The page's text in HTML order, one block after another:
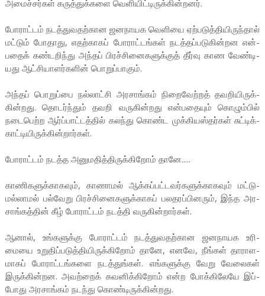
அமைச்­சர்கள் கருத்­துக்­களை வெளி­யிட்­டி­ருக்­கின்­றனர்.
போராட்டம் நடத்­து­வ­தற்­கான ஜன­நா­யக வெளியை ஏற்­ப­டுத்­தி­யி­ருந்தால்
மட்டும் போதாது, எதற்­காகப் போராட்­டங்கள் நடத்­தப்­ப­டு­கின்­றன என்­
பதைக் கண்­ட­றிந்து அந்தப் பிரச்­சி­னை­க­ளுக்குத் தீர்வு காண வேண்­டி­
யது ஆட்­சி­யா­ளர்­களின் பொறுப்­பாகும்.
அந்தப் பொறுப்பை நல்­லாட்சி அர­சாங்கம் நிறை­வேற்றத் தவ­றி­யி­ருக்­
கின்­றது. தொடர்ந்தும் தவறி வரு­கின்­றது என்­ப­தையும் கொழும்பில்
நடை­பெற்ற ஆர்ப்­பாட்­டத்தில் கலந்து கொண்ட முக்­கி­யஸ்­தர்கள் சுட்­டிக்­
காட்­டி­யி­ருக்­கின்­றார்கள்.
போராட்டம் நடத்த அனு­ம­தித்­தி­ருக்­கிறோம் தானே.....
காணி­க­ளுக்­கா­கவும், காணாமல் ஆக்­கப்­பட்­ட­வர்­க­ளுக்­கா­கவும் மட்­டு­
மல்­லாமல் பல்­வேறு பிரச்­சி­னை­க­ளுக்­காகப் பல­த­ரப்­பி­னரும், இந்த அர­
சாங்­கத்தின் கீழ் போராட்டம் நடத்தி வரு­கின்­றார்கள்.
ஆனால், உங்­க­ளுக்கு போராட்டம் நடத்­து­வ­தற்­கான ஜன­நா­யக உரி­
மையை உறு­திப்­ப­டுத்­தி­யி­ருக்­கி­றோம்­ தானே, எனவே, நீங்கள் தாரா­ள­
மாகப் போராட்­டங்­களை நடத்­துங்கள். எங்­க­ளுக்கு வேறு வேலைகள்
இருக்­கின்­றன. அவற்றைக் கவ­னிக்­கிறோம் என்ற போக்­கி­லேயே இப்­
போது அர­சாங்கம் நடந்து கொண்­டி­ருக்­கின்­றது.